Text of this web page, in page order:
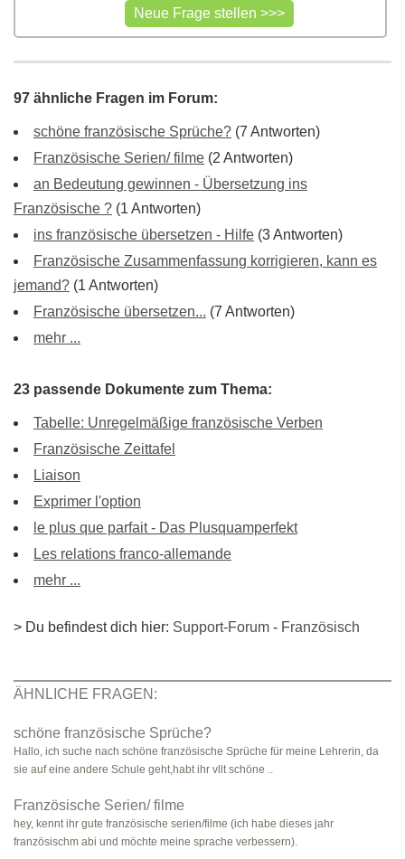
97 ähnliche Fragen im Forum:
schöne französische Sprüche? (7 Antworten)
Französische Serien/ filme (2 Antworten)
an Bedeutung gewinnen - Übersetzung ins
Französische ? (1 Antworten)
ins französische übersetzen - Hilfe (3 Antworten)
Französische Zusammenfassung korrigieren, kann es
jemand? (1 Antworten)
Französische übersetzen... (7 Antworten)
mehr ...
23 passende Dokumente zum Thema:
Tabelle: Unregelmäßige französische Verben
Französische Zeittafel
Liaison
Exprimer l'option
le plus que parfait - Das Plusquamperfekt
Les relations franco-allemande
mehr ...
> Du befindest dich hier: Support-Forum - Französisch
ÄHNLICHE FRAGEN:
schöne französische Sprüche?
Hallo, ich suche nach schöne französische Sprüche für meine Lehrerin, da
sie auf eine andere Schule geht,habt ihr vllt schöne ..
Französische Serien/ filme
hey, kennt ihr gute französische serien/filme (ich habe dieses jahr
französischm abi und möchte meine sprache verbessern).